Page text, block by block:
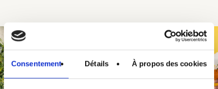
Consentement Détails À propos des cookies